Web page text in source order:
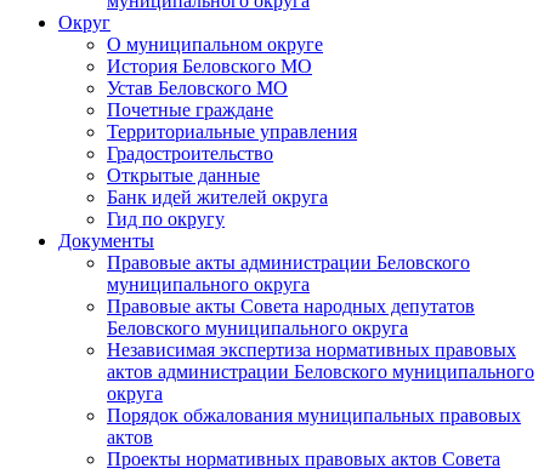
Округ
О муниципальном округе
История Беловского МО
Устав Беловского МО
Почетные граждане
Территориальные управления
Градостроительство
Открытые данные
Банк идей жителей округа
Гид по округу
Документы
Правовые акты администрации Беловского
муниципального округа
Правовые акты Совета народных депутатов
Беловского муниципального округа
Независимая экспертиза нормативных правовых
актов администрации Беловского муниципального
округа
Порядок обжалования муниципальных правовых
актов
Проекты нормативных правовых актов Совета